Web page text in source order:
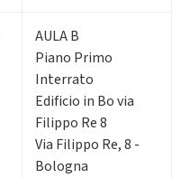
AULA B
Piano Primo
Interrato
Edificio in Bo via
Filippo Re 8
Via Filippo Re, 8 -
Bologna